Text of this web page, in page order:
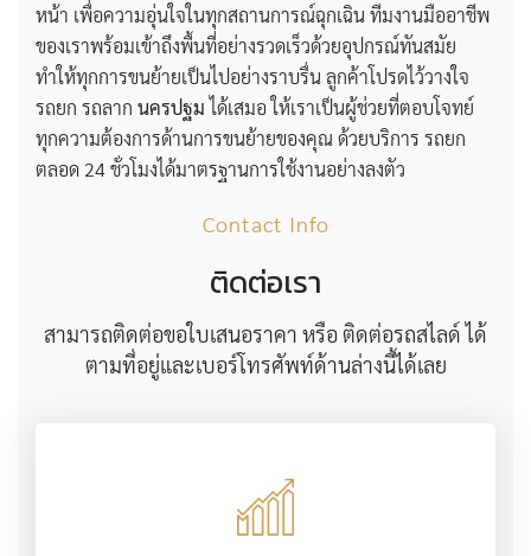
หน้า เพื่อความอุ่นใจในทุกสถานการณ์ฉุกเฉิน ทีมงานมืออาชีพ
ของเราพร้อมเข้าถึงพื้นที่อย่างรวดเร็วด้วยอุปกรณ์ทันสมัย
ทำให้ทุกการขนย้ายเป็นไปอย่างราบรื่น ลูกค้าโปรดไว้วางใจ
รถยก รถลาก นครปฐมได้เสมอ ให้เราเป็นผู้ช่วยที่ตอบโจทย์
ทุกความต้องการด้านการขนย้ายของคุณ ด้วยบริการ รถยก
ตลอด 24 ชั่วโมงได้มาตรฐานการใช้งานอย่างลงตัว
Contact Info
ติดต่อเรา
สามารถติดต่อขอใบเสนอราคา หรือ ติดต่อรถสไลด์ ได้
ตามที่อยู่และเบอร์โทรศัพท์ด้านล่างนี้ได้เลย